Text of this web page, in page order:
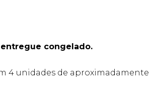
congelado.
4 unidades de aproximadamente